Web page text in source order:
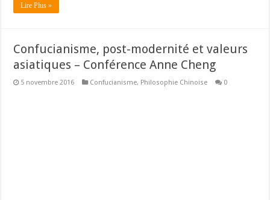
Lire Plus »
Confucianisme, post-modernité et valeurs
asiatiques – Conférence Anne Cheng
5 novembre 2016 Confucianisme, Philosophie Chinoise 0